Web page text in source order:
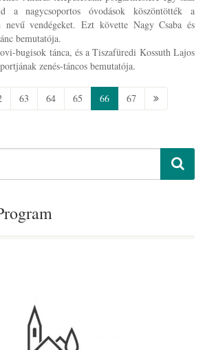
a nagycsoportos óvodások köszöntötték a
vendégeket. Ezt követte Nagy Csaba és
bemutatója.
bugisok tánca, és a Tiszafüredi Kossuth Lajos
zenés-táncos bemutatója.
63 64 65 66 67